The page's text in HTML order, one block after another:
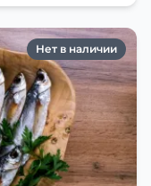
Нет в наличии